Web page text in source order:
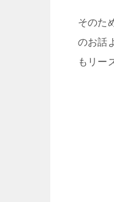
そのた
のお話
もリー